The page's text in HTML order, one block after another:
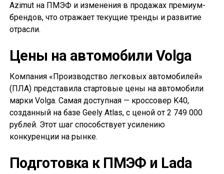
Azimut на ПМЭФ и изменения в продажах премиум-
брендов, что отражает текущие тренды и развитие
отрасли.
Цены на автомобили Volga
Компания «Производство легковых автомобилей»
(ПЛА) представила стартовые цены на автомобили
марки Volga. Самая доступная — кроссовер K40,
созданный на базе Geely Atlas, с ценой от 2 749 000
рублей. Этот шаг способствует усилению
конкуренции на рынке.
Подготовка к ПМЭФ и Lada